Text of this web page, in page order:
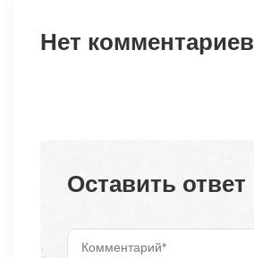
Нет комментариев
Оставить ответ